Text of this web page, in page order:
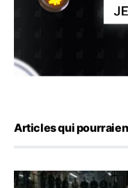
Articles qui
ETH : Ethereum